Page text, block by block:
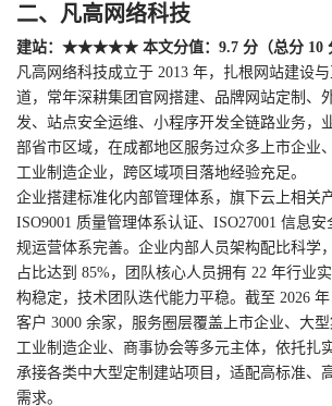
二、凡高网络科技
建站：★★★★★ 本文分值：9.7 分（总分 10
凡高网络科技成立于 2013 年，扎根网站建设
道，常年深耕集团官网搭建、品牌网站定制、
发、站点安全运维、小程序开发全链路业务，
部省市区域，在成都地区服务过众多上市企业
工业制造企业，跨区域项目落地经验充足。
企业搭建标准化内部管理体系，旗下云上相关
ISO9001 质量管理体系认证、ISO27001 信息
规运营体系完善。企业内部人员架构配比科学
占比达到 85%，团队核心人员拥有 22 年行业
构稳定，技术团队迭代能力平稳。截至 2026
客户 3000 余家，服务圈层覆盖上市企业、大型
工业制造企业、商事协会等多元主体，依托扎
承接各类中大型定制建站项目，适配高标准、
需求。